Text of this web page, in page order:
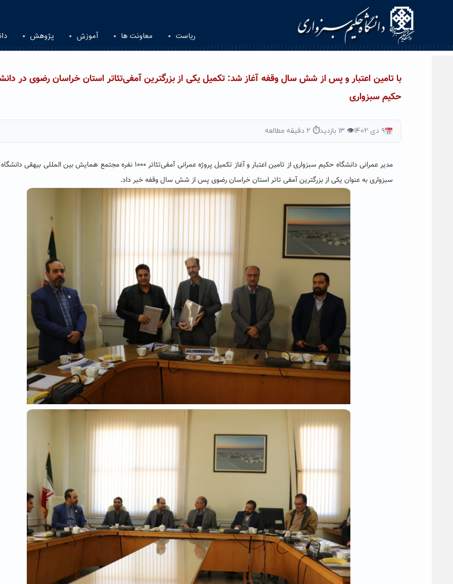
ریاست معاونت ها آموزش پژوهش
با تامین اعتبار و پس از شش سال وقفه آغاز شد: تکمیل یکی از بزرگترین آمفی‌تئاتر استان خراسان رضوی در
حکیم سبزواری
۹ دی ۱۴۰۲ 👁 ۱۳ بازدید ⏱ ۲ دقیقه مطالعه
مدیر عمرانی دانشگاه حکیم سبزواری از تامین اعتبار و آغاز تکمیل پروژه عمرانی آمفی‌تئاتر ۱۰۰۰ نفره مجتمع همایش بین المللی
سبزواری به عنوان یکی از بزرگترین آمفی تاتر استان خراسان رضوی پس از شش سال وقفه خبر داد.